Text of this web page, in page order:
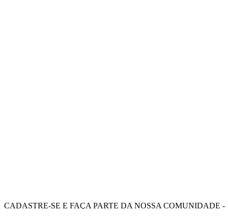
CADASTRE-SE E FAÇA PARTE DA NOSSA COMUNIDADE -